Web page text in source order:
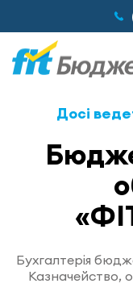
Досі
Бухгалтерія
Казначейство,